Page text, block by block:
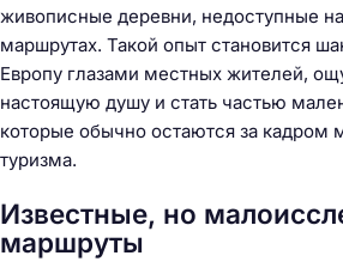
живописные деревни, недоступные
маршрутах. Такой опыт становится
Европу глазами местных жителей,
настоящую душу и стать частью
которые обычно остаются за кадром
туризма.
Известные, но
маршруты